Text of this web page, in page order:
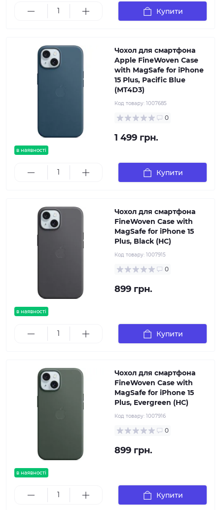
Купити
в наявності
Чохол для смартфона
Apple FineWoven Case
with MagSafe for iPhone
15 Plus, Pacific Blue
(MT4D3)
Код товару: 1007685
0
1 499 грн.
Купити
в наявності
Чохол для смартфона
FineWoven Case with
MagSafe for iPhone 15
Plus, Black (HC)
Код товару: 1007915
0
899 грн.
Купити
в наявності
Чохол для смартфона
FineWoven Case with
MagSafe for iPhone 15
Plus, Evergreen (HC)
Код товару: 1007916
0
899 грн.
Купити